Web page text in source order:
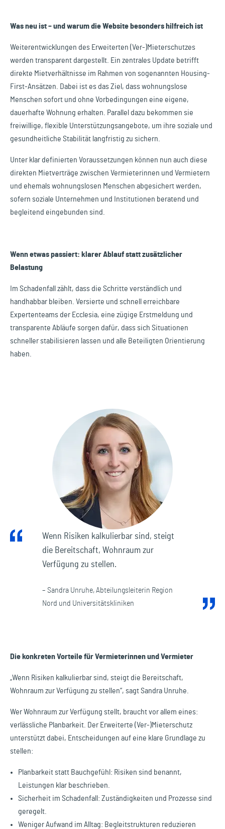
Was neu ist – und warum die Website besonders hilfreich ist
Weiterentwicklungen des Erweiterten (Ver-)Mieterschutzes
werden transparent dargestellt. Ein zentrales Update betrifft
direkte Mietverhältnisse im Rahmen von sogenannten Housing-
First-Ansätzen. Dabei ist es das Ziel, dass wohnungslose
Menschen sofort und ohne Vorbedingungen eine eigene,
dauerhafte Wohnung erhalten. Parallel dazu bekommen sie
freiwillige, flexible Unterstützungsangebote, um ihre soziale und
gesundheitliche Stabilität langfristig zu sichern.
Unter klar definierten Voraussetzungen können nun auch diese
direkten Mietverträge zwischen Vermieterinnen und Vermietern
und ehemals wohnungslosen Menschen abgesichert werden,
sofern soziale Unternehmen und Institutionen beratend und
begleitend eingebunden sind.
Wenn etwas passiert: klarer Ablauf statt zusätzlicher
Belastung
Im Schadenfall zählt, dass die Schritte verständlich und
handhabbar bleiben. Versierte und schnell erreichbare
Expertenteams der Ecclesia, eine zügige Erstmeldung und
transparente Abläufe sorgen dafür, dass sich Situationen
schneller stabilisieren lassen und alle Beteiligten Orientierung
haben.
Wenn Risiken kalkulierbar sind, steigt
die Bereitschaft, Wohnraum zur
Verfügung zu stellen.
– Sandra Unruhe, Abteilungsleiterin Region
Nord und Universitätskliniken
Die konkreten Vorteile für Vermieterinnen und Vermieter
„Wenn Risiken kalkulierbar sind, steigt die Bereitschaft,
Wohnraum zur Verfügung zu stellen“, sagt Sandra Unruhe.
Wer Wohnraum zur Verfügung stellt, braucht vor allem eines:
verlässliche Planbarkeit. Der Erweiterte (Ver-)Mieterschutz
unterstützt dabei, Entscheidungen auf eine klare Grundlage zu
stellen:
Planbarkeit statt Bauchgefühl: Risiken sind benannt,
Leistungen klar beschrieben.
Sicherheit im Schadenfall: Zuständigkeiten und Prozesse sind
geregelt.
Weniger Aufwand im Alltag: Begleitstrukturen reduzieren